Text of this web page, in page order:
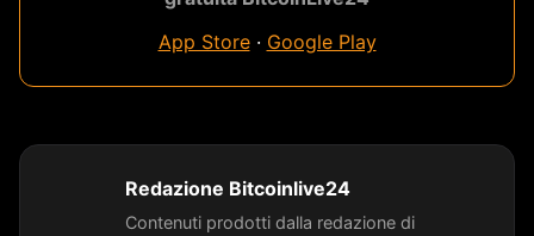
App Store· Google Play
Redazione Bitcoinlive24
Contenuti prodotti dalla redazione di